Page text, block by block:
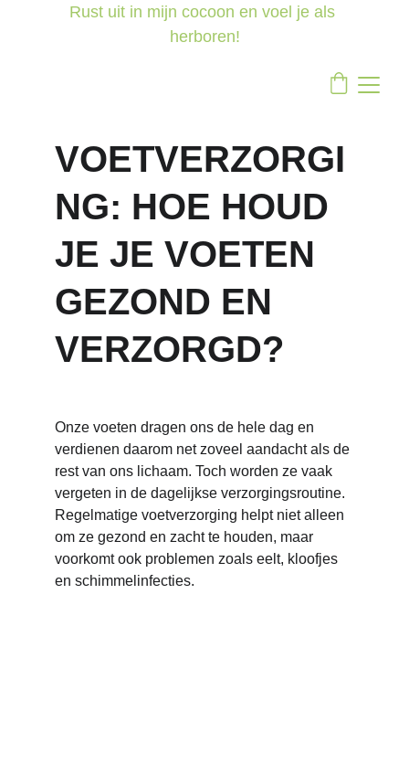
Rust uit in mijn cocoon en voel je als
herboren!
VOETVERZORGI
NG: HOE HOUD
JE JE VOETEN
GEZOND EN
VERZORGD?
Onze voeten dragen ons de hele dag en
verdienen daarom net zoveel aandacht als de
rest van ons lichaam. Toch worden ze vaak
vergeten in de dagelijkse verzorgingsroutine.
Regelmatige voetverzorging helpt niet alleen
om ze gezond en zacht te houden, maar
voorkomt ook problemen zoals eelt, kloofjes
en schimmelinfecties.